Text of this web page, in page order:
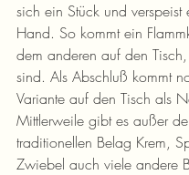
sich ein Stück und verspeist
Hand. So kommt ein
dem anderen auf den
sind. Als Abschluß kommt
Variante auf den Tisch als
Mittlerweile gibt es außer
traditionellen Belag Krem,
Zwiebel auch viele andere